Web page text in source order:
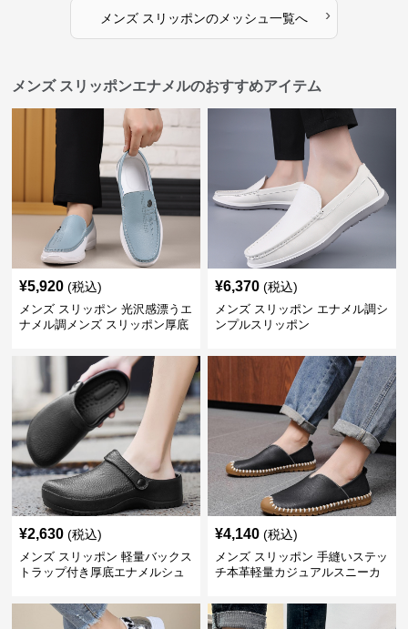
メンズ スリッポンのメッシュ 一覧へ ›
メンズ スリッポンエナメルのおすすめアイテム
¥5,920 (税込)
メンズ スリッポン 光沢感漂うエ
ナメル調メンズ スリッポン厚底
¥6,370 (税込)
メンズ スリッポン エナメル調シ
ンプルスリッポン
¥2,630 (税込)
メンズ スリッポン 軽量バックス
トラップ付き厚底エナメルシュ
¥4,140 (税込)
メンズ スリッポン 手縫いステッ
チ本革軽量カジュアルスニーカ